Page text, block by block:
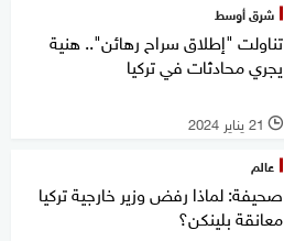
شرق أوسط
تناولت "إطلاق سراح رهائن".. هنية
يجري محادثات في تركيا
l 21 يناير 2024
عالم
صحيفة: لماذا رفض وزير خارجية تركيا
معانقة بلينكن؟